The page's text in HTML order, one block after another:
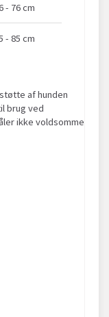
- 76 cm
- 85 cm
af hunden
brug ved
ikke voldsomme